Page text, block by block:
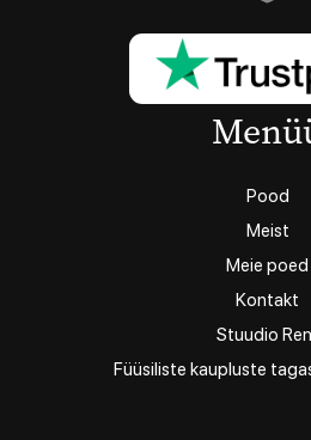
Pood
Meist
Meie poed
Kontakt
Stuudio
Füüsiliste kaupluste